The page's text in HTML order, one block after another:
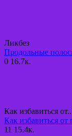
Ликбез
Продольные
0 16.7к.
Как избавиться
Как избавиться
11 15.4к.